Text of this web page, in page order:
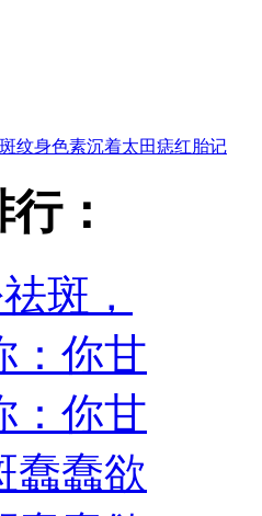
纹身色素沉着太田痣红胎记
：
斑，
：你甘
：你甘
蠢蠢欲